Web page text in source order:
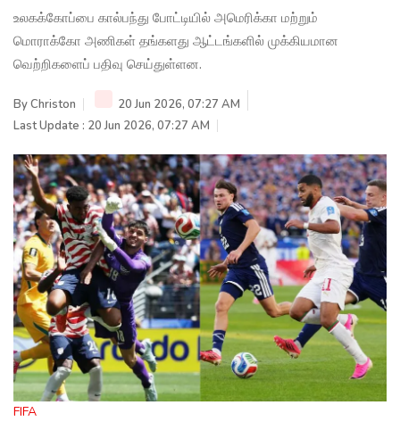
உலகக்கோப்பை கால்பந்து போட்டியில் அமெரிக்கா மற்றும்
மொராக்கோ அணிகள் தங்களது ஆட்டங்களில் முக்கியமான
வெற்றிகளைப் பதிவு செய்துள்ளன.
ByChriston
20 Jun 2026, 07:27 AM
Last Update : 20 Jun 2026, 07:27 AM
FIFA